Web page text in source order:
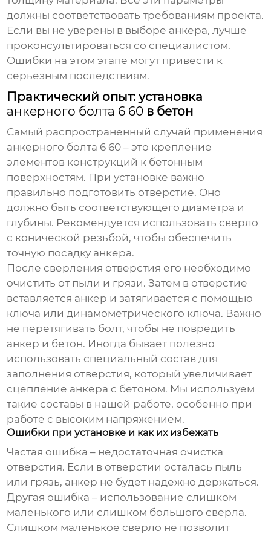
должны соответствовать требованиям проекта.
Если вы не уверены в выборе анкера, лучше
проконсультироваться со специалистом.
Ошибки на этом этапе могут привести к
серьезным последствиям.
Практический опыт: установка
анкерного болта 6 60 в бетон
Самый распространенный случай применения
анкерного болта 6 60 – это крепление
элементов конструкций к бетонным
поверхностям. При установке важно
правильно подготовить отверстие. Оно
должно быть соответствующего диаметра и
глубины. Рекомендуется использовать сверло
с конической резьбой, чтобы обеспечить
точную посадку анкера.
После сверления отверстия его необходимо
очистить от пыли и грязи. Затем в отверстие
вставляется анкер и затягивается с помощью
ключа или динамометрического ключа. Важно
не перетягивать болт, чтобы не повредить
анкер и бетон. Иногда бывает полезно
использовать специальный состав для
заполнения отверстия, который увеличивает
сцепление анкера с бетоном. Мы используем
такие составы в нашей работе, особенно при
работе с высоким напряжением.
Ошибки при установке и как их избежать
Частая ошибка – недостаточная очистка
отверстия. Если в отверстии осталась пыль
или грязь, анкер не будет надежно держаться.
Другая ошибка – использование слишком
маленького или слишком большого сверла.
Слишком маленькое сверло не позволит